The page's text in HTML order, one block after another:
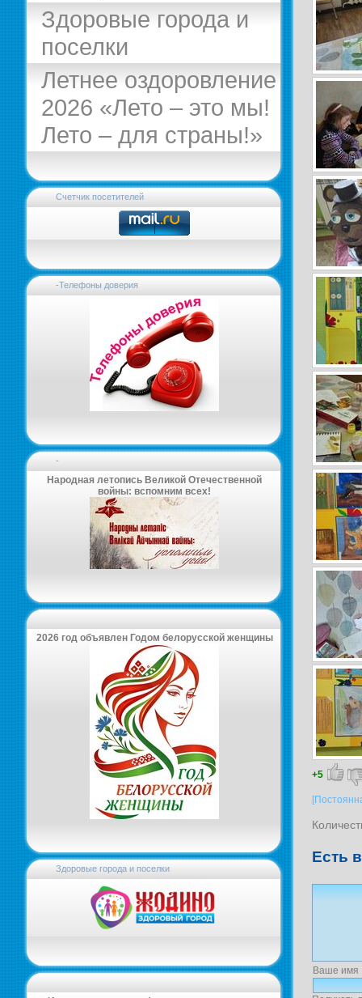
Здоровые города и
поселки
Летнее оздоровление
2026 «Лето – это мы!
Лето – для страны!»
Счетчик посетителей
-Телефоны доверия
-
Народная летопись Великой Отечественной
войны: вспомним всех!
2026 год объявлен Годом белорусской женщины
Здоровые города и поселки
+5
Есть
Ваше имя